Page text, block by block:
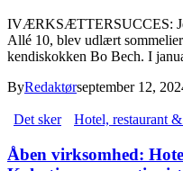
IVÆRKSÆTTERSUCCES:
Allé 10, blev udlært
kendiskokken Bo Bech. I
ByRedaktørseptember 12,
Det sker Hotel, restaurant
Åben virksomhed: